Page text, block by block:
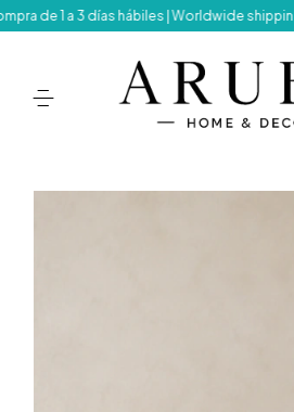
1 a 3 días hábiles | Worldwide shipping!